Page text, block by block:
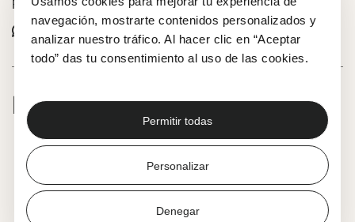
navegación, mostrarte contenidos personalizados y
analizar nuestro tráfico. Al hacer clic en “Aceptar
todo” das tu consentimiento al uso de las cookies.
Permitir todas
Personalizar
Denegar
Partekatu ekitaldi hau:
Whatsapp
Facebook X
EKINTZARI BURUZ
3-6 urte. Haurrek heldu batekin joan beharko dute.
laburren programa bat, non, saioaren hasieran,
zinema esploratzaile batek zinemaren historian,
musikan, tekniketan… gidatuko dituen.